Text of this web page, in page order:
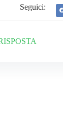
Seguici: